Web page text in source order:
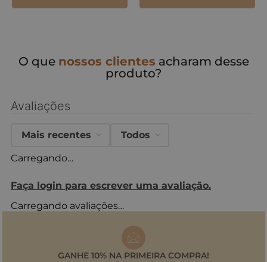
O que nossos clientes acharam desse
produto?
Avaliações
Carregando…
Faça login para escrever uma avaliação.
Mais recentes Todos
Carregando avaliações…
GANHE 10% NA PRIMEIRA COMPRA!